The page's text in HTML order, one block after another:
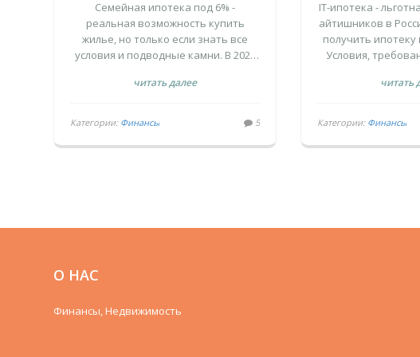
ПОДВОДНЫЕ КАМНИ
ПРОГРАММЫ 2026
Семейная ипотека под 6% -
реальная возможность купить
жилье, но только если знать все
условия и подводные камни. В 2026
выросли, а банки - жестче. Узнайте,
документы нужны и как не получить
читать далее
Категории: Финансы 5
ПОД 6% В
IT-ипотека -
айтишников в
получить ипотеку
Условия,
читать
Категории: Финансы
О НАС
Финансы, Недвижимость